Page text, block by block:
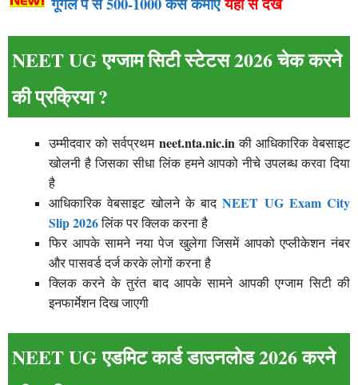
NEET UG एग्जाम सिटी स्टेटस 2026 चेक करने
की प्रक्रिया ?
उम्मीदवार को सर्वप्रथम neet.nta.nic.inकी आधिकारिक वेबसाइट
खोलनी है जिसका सीधा लिंक हमने आपको नीचे उपलब्ध करवा दिया
है
आधिकारिक वेबसाइट खोलने के बादNEET UG Exam City
Slip 2026लिंक पर क्लिक करना है
फिर आपके सामने नया पेज खुलेगा जिसमें आपको एप्लीकेशन नंबर
और पासवर्ड दर्ज करके लोगों करना है
क्लिक करने के तुरंत बाद आपके सामने आपकी एग्जाम सिटी की
इनफार्मेशन दिख जाएगी
NEET UG एडमिट कार्ड डाउनलोड 2026 करने